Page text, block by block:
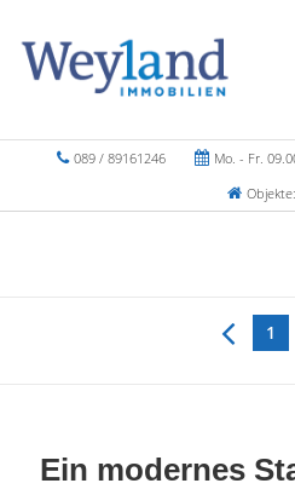
089 / 89161246 Mo. - Fr.
1
Ein modernes